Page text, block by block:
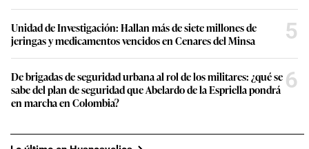
Unidad de Investigación: Hallan más de siete millones de
jeringas y medicamentos vencidos en Cenares del Minsa
5
De brigadas de seguridad urbana al rol de los militares: ¿qué se
sabe del plan de seguridad que Abelardo de la Espriella pondrá
en marcha en Colombia?
6